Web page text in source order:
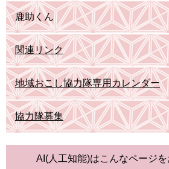
鹿助くん
関連リンク
地域おこし協力隊専用カレンダー
協力隊募集
AI(人工知能)はこんなページ